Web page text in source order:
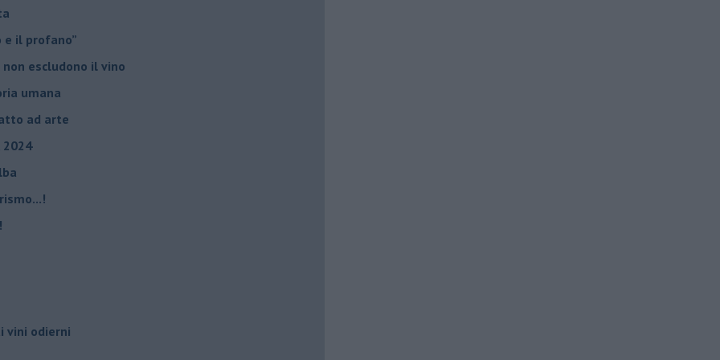
e il profano”
escludono il vino
umana
ad arte
2024
vini odierni